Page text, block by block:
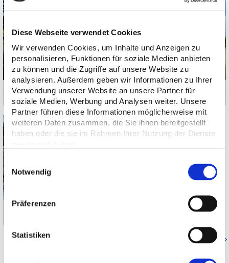
Diese Webseite verwendet Cookies
Wir verwenden Cookies, um Inhalte und Anzeigen zu
personalisieren, Funktionen für soziale Medien anbieten
zu können und die Zugriffe auf unsere Website zu
analysieren. Außerdem geben wir Informationen zu Ihrer
Verwendung unserer Website an unsere Partner für
soziale Medien, Werbung und Analysen weiter. Unsere
Partner führen diese Informationen möglicherweise mit
weiteren Daten zusammen, die Sie ihnen bereitgestellt
haben oder die sie im Rahmen Ihrer Nutzung der Dienste
Einwilligungsauswahl
Notwendig
Präferenzen
Statistiken
München-Denning | Baltenstraße Pullach im Isartal | Karl-Schröder-Straße
Zurück zur Referenzenübersicht